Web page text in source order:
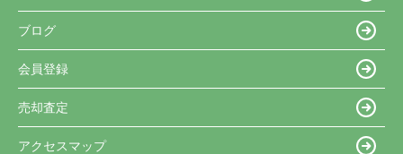
ブログ
会員登録
売却査定
アクセスマップ